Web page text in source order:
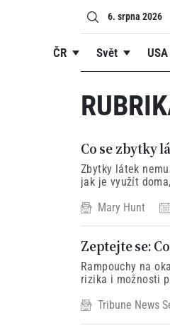
6. srpna 2026
ČR Svět USA
Co se zbytky
Zbytky látek
jak je využít
Mary Hunt
Zeptejte se:
Rampouchy na
rizika i možnosti
Tribune News